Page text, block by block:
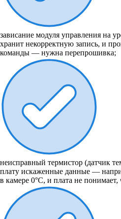
зависание модуля управления на
хранит некорректную запись, и
команды — нужна перепрошивка;
неисправный термистор (датчик
плату искаженные данные —
в камере 0°C, и плата не